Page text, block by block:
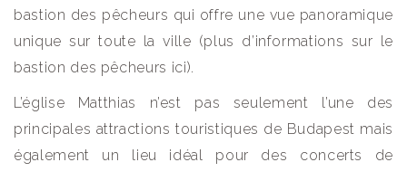
bastion des pêcheurs qui offre une vue panoramique
unique sur toute la ville (plus d’informations sur le
bastion des pêcheurs ici).
L’église Matthias n’est pas seulement l’une des
principales attractions touristiques de Budapest mais
également un lieu idéal pour des concerts de